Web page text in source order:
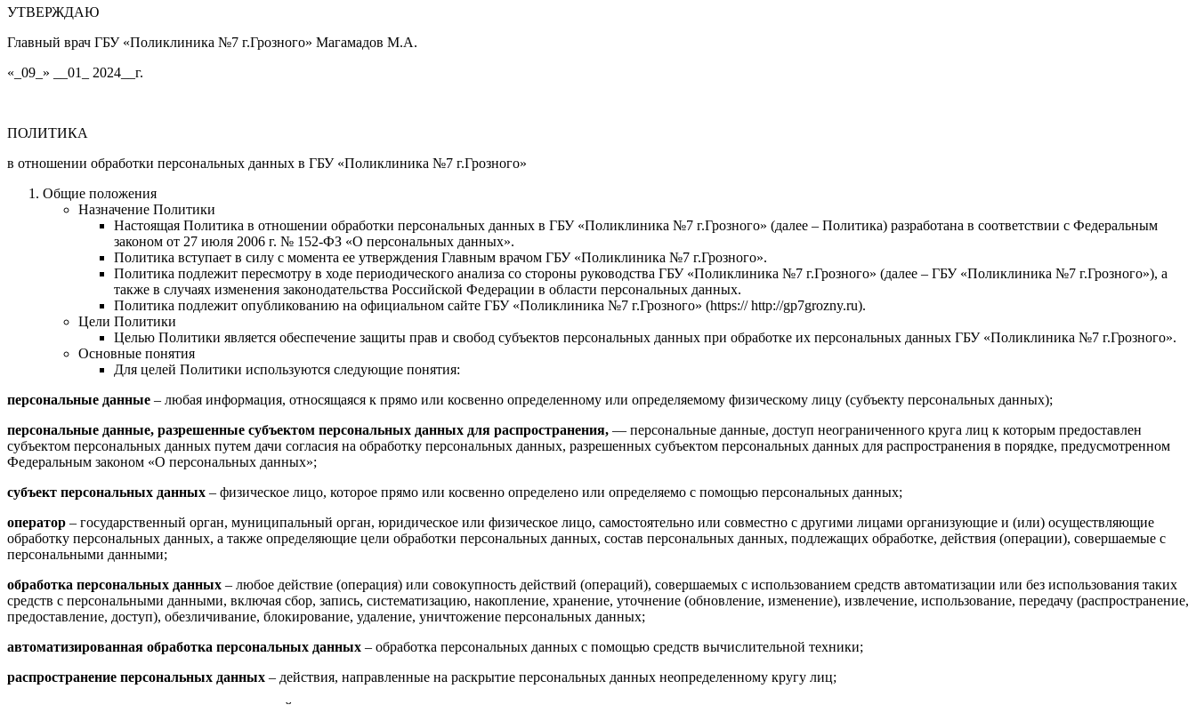
УТВЕРЖДАЮ
Главный врач ГБУ «Поликлиника №7 г.Грозного» Магамадов М.А.
«_09_» __01_ 2024__г.
ПОЛИТИКА
в отношении обработки персональных данных в ГБУ «Поликлиника №7 г.Грозного»
Общие положения
Назначение Политики
Настоящая Политика в отношении обработки персональных данных в ГБУ «Поликлиника №7 г.Грозного» (далее – Политика) разработана в соответствии с Федеральным
законом от 27 июля 2006 г. № 152-ФЗ «О персональных данных».
Политика вступает в силу с момента ее утверждения Главным врачом ГБУ «Поликлиника №7 г.Грозного».
Политика подлежит пересмотру в ходе периодического анализа со стороны руководства ГБУ «Поликлиника №7 г.Грозного» (далее – ГБУ «Поликлиника №7 г.Грозного»), а
также в случаях изменения законодательства Российской Федерации в области персональных данных.
Политика подлежит опубликованию на официальном сайте ГБУ «Поликлиника №7 г.Грозного» (https:// http://gp7grozny.ru).
Цели Политики
Целью Политики является обеспечение защиты прав и свобод субъектов персональных данных при обработке их персональных данных ГБУ «Поликлиника №7 г.Грозного».
Основные понятия
Для целей Политики используются следующие понятия:
персональные данные – любая информация, относящаяся к прямо или косвенно определенному или определяемому физическому лицу (субъекту персональных данных);
персональные данные, разрешенные субъектом персональных данных для распространения, — персональные данные, доступ неограниченного круга лиц к которым предоставлен
субъектом персональных данных путем дачи согласия на обработку персональных данных, разрешенных субъектом персональных данных для распространения в порядке, предусмотренном
Федеральным законом «О персональных данных»;
субъект персональных данных – физическое лицо, которое прямо или косвенно определено или определяемо с помощью персональных данных;
оператор – государственный орган, муниципальный орган, юридическое или физическое лицо, самостоятельно или совместно с другими лицами организующие и (или) осуществляющие
обработку персональных данных, а также определяющие цели обработки персональных данных, состав персональных данных, подлежащих обработке, действия (операции), совершаемые с
персональными данными;
обработка персональных данных – любое действие (операция) или совокупность действий (операций), совершаемых с использованием средств автоматизации или без использования таких
средств с персональными данными, включая сбор, запись, систематизацию, накопление, хранение, уточнение (обновление, изменение), извлечение, использование, передачу (распространение,
предоставление, доступ), обезличивание, блокирование, удаление, уничтожение персональных данных;
автоматизированная обработка персональных данных – обработка персональных данных с помощью средств вычислительной техники;
распространение персональных данных – действия, направленные на раскрытие персональных данных неопределенному кругу лиц;